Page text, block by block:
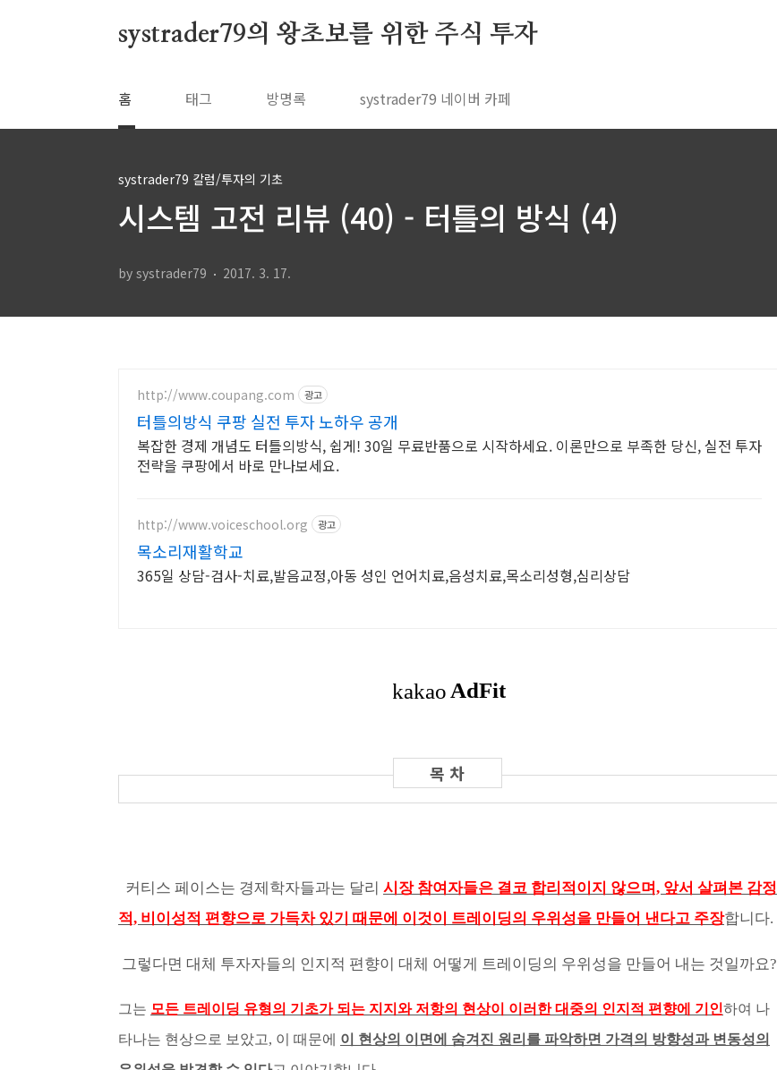
systrader79의 왕초보를 위한 주식 투자
홈 태그 방명록 systrader79 네이버 카페
systrader79 칼럼/투자의 기초
시스템 고전 리뷰 (40) - 터틀의 방식 (4)
by systrader79 2017. 3. 17.
http://www.coupang.com 광고
터틀의방식 쿠팡 실전 투자 노하우 공개
복잡한 경제 개념도 터틀의방식, 쉽게! 30일 무료반품으로 시작하세요. 이론만으로 부족한 당신, 실전 투자
전략을 쿠팡에서 바로 만나보세요.
http://www.voiceschool.org 광고
목소리재활학교
365일 상담-검사-치료,발음교정,아동 성인 언어치료,음성치료,목소리성형,심리상담
커티스 페이스는 경제학자들과는 달리 시장 참여자들은 결코 합리적이지 않으며, 앞서 살펴본 감정
적, 비이성적 편향으로 가득차 있기 때문에 이것이 트레이딩의 우위성을 만들어 낸다고 주장합니다.
그렇다면 대체 투자자들의 인지적 편향이 대체 어떻게 트레이딩의 우위성을 만들어 내는 것일까요?
그는 모든 트레이딩 유형의 기초가 되는 지지와 저항의 현상이 이러한 대중의 인지적 편향에 기인하여 나
타나는 현상으로 보았고, 이 때문에 이 현상의 이면에 숨겨진 원리를 파악하면 가격의 방향성과 변동성의